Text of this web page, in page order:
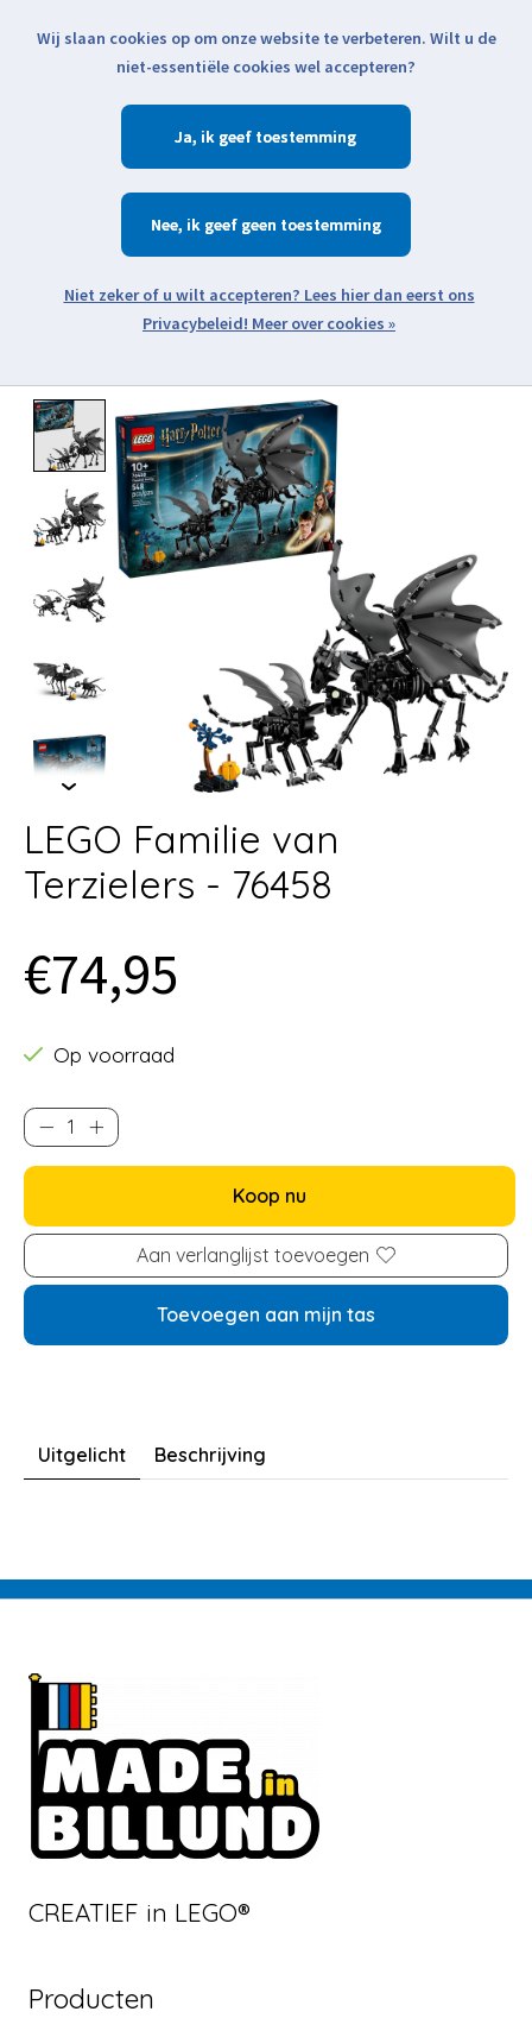
Klik voor actuele verzendinformatie...
Verlanglijst
Zoeken
Open webshop menu
Product image slideshow Items
LEGO Familie van
Terzielers - 76458
€74,95
Op voorraad
Koop nu
Aan verlanglijst toevoegen
Toevoegen aan mijn tas
Uitgelicht Beschrijving
CREATIEF in LEGO®
Producten
Wij slaan cookies op om onze website te verbeteren. Wilt u de
niet-essentiële cookies wel accepteren?
Ja
Nee
Meer over cookies »